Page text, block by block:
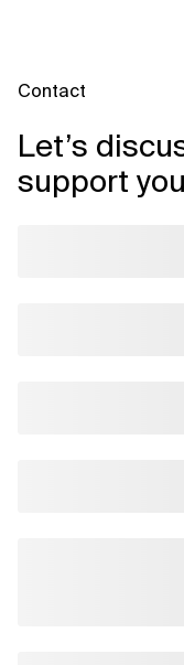
Contact
Let’s
support